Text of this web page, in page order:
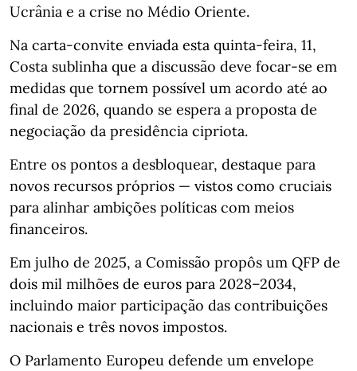
Ucrânia e a crise no Médio Oriente.
Na carta‑convite enviada esta quinta-feira, 11,
Costa sublinha que a discussão deve focar‑se em
medidas que tornem possível um acordo até ao
final de 2026, quando se espera a proposta de
negociação da presidência cipriota.
Entre os pontos a desbloquear, destaque para
novos recursos próprios — vistos como cruciais
para alinhar ambições políticas com meios
financeiros.
Em julho de 2025, a Comissão propôs um QFP de
dois mil milhões de euros para 2028–2034,
incluindo maior participação das contribuições
nacionais e três novos impostos.
O Parlamento Europeu defende um envelope